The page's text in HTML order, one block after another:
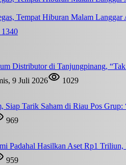
Tempat Hiburan Malam Langgar
1340
Distributor di Tanjungpinang,
9 Juli 2026
1029
Siap Tarik Saham di Riau Pos
969
Padahal Hasilkan Aset Rp1 Triliun,
959